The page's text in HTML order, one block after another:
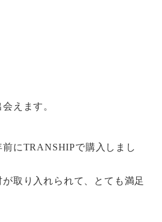
えます。
にTRANSHIPで購入しまし
取り入れられて、とても満足